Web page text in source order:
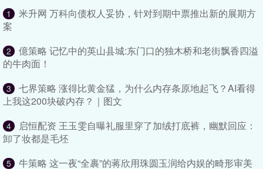
1
米升网 万科向债权人妥协，针对到期中票推出新的展期方
案
2
億策略 记忆中的英山县城:东门口的独木桥和老街飘香四溢
的牛肉面！
3
七界策略 涨得比黄金猛，为什么内存条原地起飞？AI看得
上我这200块破内存？｜图文
4
启恒配资 王玉雯自曝礼服里穿了加绒打底裤，幽默回应：
卸了妆都是毛坯
5
牛策略 这一夜“全裹”的蒋欣用珠圆玉润给内娱的畸形审美